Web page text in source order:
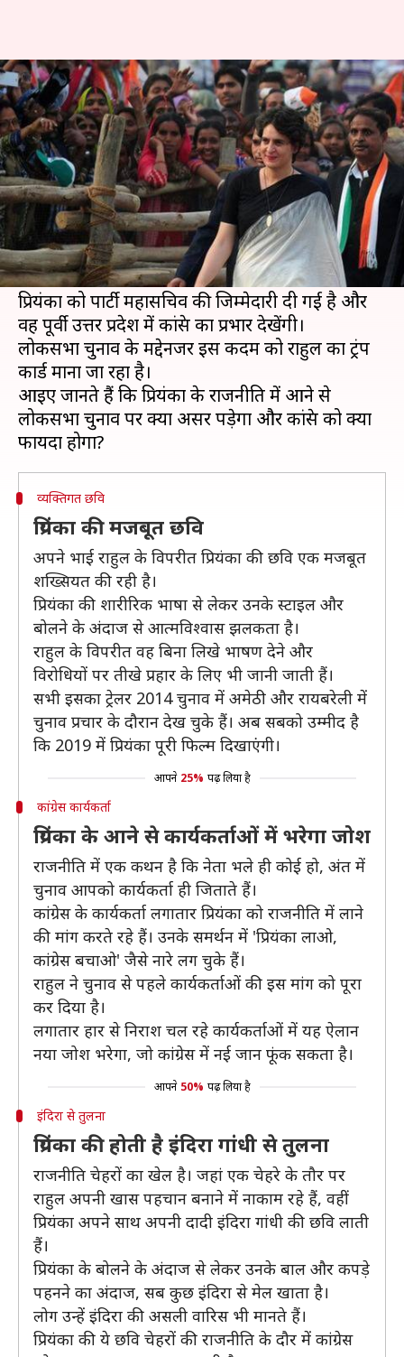
इन कारणों से कांग्रेस का 'ट्रंप कार्ड'
साबित हो सकती हैं प्रियंका गांधी
लेखन मुकुल तोमर Jan 23, 2019 04:42 pm
क्या है खबर?
कांग्रेस अध्यक्ष राहुल गांधी ने अपनी बहन प्रियंका गांधी वाड्रा
को सक्रिय राजनीति के मैदान में उतार कर राजनीति में
हलचल मचा दी है।
प्रियंका को पार्टी महासचिव की जिम्मेदारी दी गई है और
वह पूर्वी उत्तर प्रदेश में कांग्रेस का प्रभार देखेंगी।
लोकसभा चुनाव के मद्देनजर इस कदम को राहुल का ट्रंप
कार्ड माना जा रहा है।
आइए जानते हैं कि प्रियंका के राजनीति में आने से
लोकसभा चुनाव पर क्या असर पड़ेगा और कांग्रेस को क्या
व्यक्तिगत छवि
प्रियंका की मजबूत छवि
अपने भाई राहुल के विपरीत प्रियंका की छवि एक मजबूत
शख्सियत की रही है।
प्रियंका की शारीरिक भाषा से लेकर उनके स्टाइल और
बोलने के अंदाज से आत्मविश्वास झलकता है।
राहुल के विपरीत वह बिना लिखे भाषण देने और
विरोधियों पर तीखे प्रहार के लिए भी जानी जाती हैं।
सभी इसका ट्रेलर 2014 चुनाव में अमेठी और रायबरेली में
चुनाव प्रचार के दौरान देख चुके हैं। अब सबको उम्मीद है
कि 2019 में प्रियंका पूरी फिल्म दिखाएंगी।
आपने 25% पढ़ लिया है
कांग्रेस कार्यकर्ता
प्रियंका के आने से कार्यकर्ताओं में भरेगा जोश
राजनीति में एक कथन है कि नेता भले ही कोई हो, अंत में
चुनाव आपको कार्यकर्ता ही जिताते हैं।
कांग्रेस के कार्यकर्ता लगातार प्रियंका को राजनीति में लाने
की मांग करते रहे हैं। उनके समर्थन में 'प्रियंका लाओ,
कांग्रेस बचाओ' जैसे नारे लग चुके हैं।
राहुल ने चुनाव से पहले कार्यकर्ताओं की इस मांग को पूरा
कर दिया है।
लगातार हार से निराश चल रहे कार्यकर्ताओं में यह ऐलान
नया जोश भरेगा, जो कांग्रेस में नई जान फूंक सकता है।
आपने 50% पढ़ लिया है
इंदिरा से तुलना
प्रियंका की होती है इंदिरा गांधी से तुलना
राजनीति चेहरों का खेल है। जहां एक चेहरे के तौर पर
राहुल अपनी खास पहचान बनाने में नाकाम रहे हैं, वहीं
प्रियंका अपने साथ अपनी दादी इंदिरा गांधी की छवि लाती
हैं।
प्रियंका के बोलने के अंदाज से लेकर उनके बाल और कपड़े
पहनने का अंदाज, सब कुछ इंदिरा से मेल खाता है।
लोग उन्हें इंदिरा की असली वारिस भी मानते हैं।
प्रियंका की ये छवि चेहरों की राजनीति के दौर में कांग्रेस